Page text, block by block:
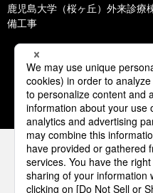
鹿児島大学（桜ヶ丘）外来診療
備工事
1 2 3
パナソニックの電